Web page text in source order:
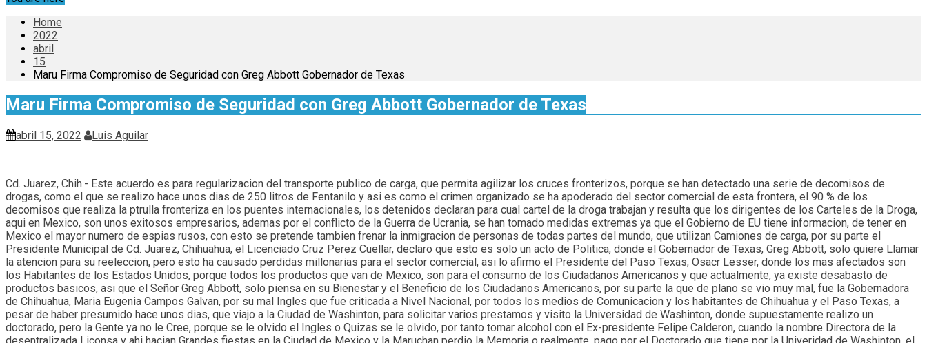
Home
2022
abril
15
Maru Firma Compromiso de Seguridad con Greg Abbott Gobernador de Texas
Maru Firma Compromiso de Seguridad con Greg Abbott Gobernador de Texas
abril 15, 2022 Luis Aguilar
Cd. Juarez, Chih.- Este acuerdo es para regularizacion del transporte publico de carga, que permita agilizar los cruces fronterizos, porque se han detectado una serie de decomisos de
drogas, como el que se realizo hace unos dias de 250 litros de Fentanilo y asi es como el crimen organizado se ha apoderado del sector comercial de esta frontera, el 90 % de los
decomisos que realiza la ptrulla fronteriza en los puentes internacionales, los detenidos declaran para cual cartel de la droga trabajan y resulta que los dirigentes de los Carteles de la Droga,
aqui en Mexico, son unos exitosos empresarios, ademas por el conflicto de la Guerra de Ucrania, se han tomado medidas extremas ya que el Gobierno de EU tiene informacion, de tener en
Mexico el mayor numero de espias rusos, con esto se pretende tambien frenar la inmigracion de personas de todas partes del mundo, que utilizan Camiones de carga, por su parte el
Presidente Municipal de Cd. Juarez, Chihuahua, el Licenciado Cruz Perez Cuellar, declaro que esto es solo un acto de Politica, donde el Gobernador de Texas, Greg Abbott, solo quiere Llamar
la atencion para su reeleccion, pero esto ha causado perdidas millonarias para el sector comercial, asi lo afirmo el Presidente del Paso Texas, Osacr Lesser, donde los mas afectados son
los Habitantes de los Estados Unidos, porque todos los productos que van de Mexico, son para el consumo de los Ciudadanos Americanos y que actualmente, ya existe desabasto de
productos basicos, asi que el Señor Greg Abbott, solo piensa en su Bienestar y el Beneficio de los Ciudadanos Americanos, por su parte la que de plano se vio muy mal, fue la Gobernadora
de Chihuahua, Maria Eugenia Campos Galvan, por su mal Ingles que fue criticada a Nivel Nacional, por todos los medios de Comunicacion y los habitantes de Chihuahua y el Paso Texas, a
pesar de haber presumido hace unos dias, que viajo a la Ciudad de Washinton, para solicitar varios prestamos y visito la Universidad de Washinton, donde supuestamente realizo un
doctorado, pero la Gente ya no le Cree, porque se le olvido el Ingles o Quizas se le olvido, por tanto tomar alcohol con el Ex-presidente Felipe Calderon, cuando la nombre Directora de la